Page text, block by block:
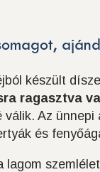
készült
ragasztva
Az ünnepi
és
lagom